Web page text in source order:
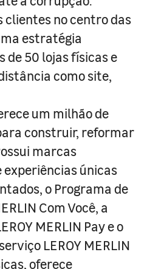
clientes no centro das
estratégia
de 50 lojas físicas e
como site,
um milhão de
construir, reformar
marcas
únicas
o Programa de
Com Você, a
MERLIN Pay e o
LEROY MERLIN
oferece